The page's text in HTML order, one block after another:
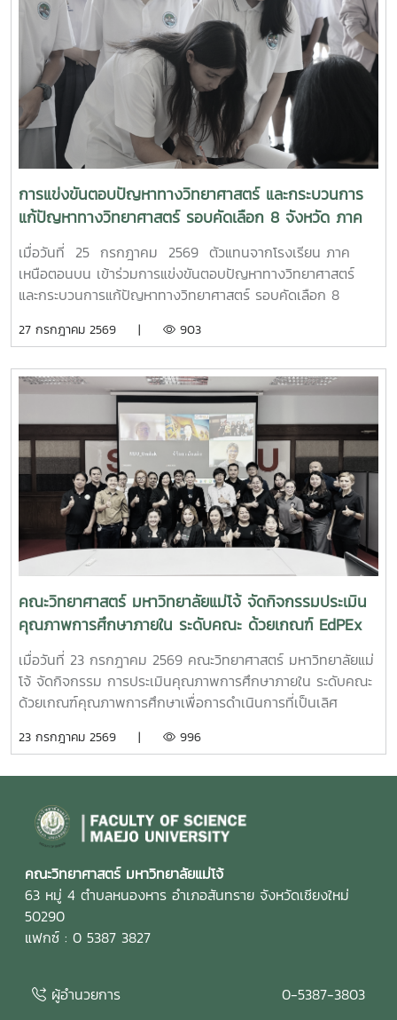
การแข่งขันตอบปัญหาทางวิทยาศาสตร์ และกระบวนการ
แก้ปัญหาทางวิทยาศาสตร์ รอบคัดเลือก 8 จังหวัด ภาค
เหนือตอนบน
เมื่อวันที่ 25 กรกฎาคม 2569 ตัวแทนจากโรงเรียน ภาค
เหนือตอนบน เข้าร่วมการแข่งขันตอบปัญหาทางวิทยาศาสตร์
และกระบวนการแก้ปัญหาทางวิทยาศาสตร์ รอบคัดเลือก 8
เทคโนโลยีแห่งชาติ และสัปดาห์วิทยาศาสตร์ แห่งชาติ ประจำปี
27 กรกฎาคม 2569 | 903
คณะวิทยาศาสตร์ มหาวิทยาลัยแม่โจ้ จัดกิจกรรมประเมิน
คุณภาพการศึกษาภายใน ระดับคณะ ด้วยเกณฑ์ EdPEx
ประจำปีการศึกษา 2568
เมื่อวันที่ 23 กรกฎาคม 2569 คณะวิทยาศาสตร์ มหาวิทยาลัยแม่
โจ้ จัดกิจกรรม การประเมินคุณภาพการศึกษาภายใน ระดับคณะ
ด้วยเกณฑ์คุณภาพการศึกษาเพื่อการดำเนินการที่เป็นเลิศ
EdPEx) ประจำปีการศึกษา 2568 เพื่อทบทวนผลการดำเนินงาน
องค์กรและการจัดการศึกษาอย่างยั่งยืน ในการนี้ คณะกรรมการ
ประเมินคุณภาพการศึกษาภายใน ได้ร่วมดำเนินการ วิพากษ์และ
ให้ข้อเสนอแนะต่อรายงานผลการดำเนินการเพื่อความเป็นเลิศ
(EdPEx Report) โดยพิจารณาความครบถ้วน ความเชื่อมโยง
และความสอดคล้องของผลการดำเนินงานในทุกหมวดของเกณฑ์
EdPEx พร้อมแลกเปลี่ยนข้อคิดเห็นและแนวทางการพัฒนา เพื่อ
ยกระดับคุณภาพของรายงานและเตรียมความพร้อมสำหรับการ
ดร.รัชพล สันติวรากร ประธานกรรมการ คณบดีคณะ
23 กรกฎาคม 2569 | 996
คณะวิทยาศาสตร์ มหาวิทยาลัยแม่โจ้
63 หมู่ 4 ตำบลหนองหาร อำเภอสันทราย จังหวัดเชียงใหม่
50290
แฟกซ์ : 0 5387 3827
ผู้อำนวยการ
0-5387-3803